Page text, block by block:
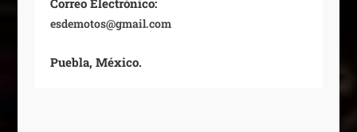
Correo Electrónico:
esdemotos@gmail.com
Puebla, México.